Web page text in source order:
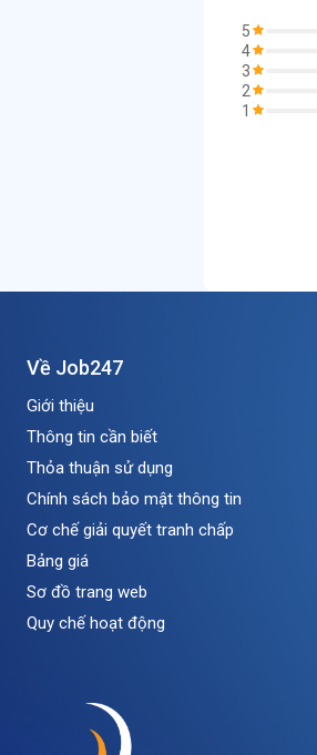
5
4
3
2
1
Về Job247
Giới thiệu
Thông tin cần biết
Thỏa thuận sử dụng
Chính sách bảo mật thông tin
Cơ chế giải quyết tranh chấp
Bảng giá
Sơ đồ trang web
Quy chế hoạt động